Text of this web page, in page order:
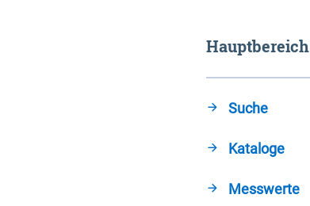
Hauptbereich
Suche
Kataloge
Messwerte